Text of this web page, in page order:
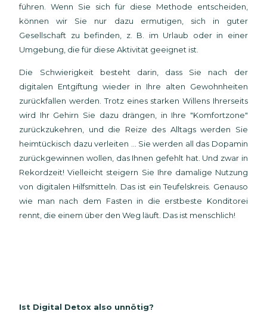
führen. Wenn Sie sich für diese Methode entscheiden,
können wir Sie nur dazu ermutigen, sich in guter
Gesellschaft zu befinden, z. B. im Urlaub oder in einer
Umgebung, die für diese Aktivität geeignet ist.
Die Schwierigkeit besteht darin, dass Sie nach der
digitalen Entgiftung wieder in Ihre alten Gewohnheiten
zurückfallen werden. Trotz eines starken Willens Ihrerseits
wird Ihr Gehirn Sie dazu drängen, in Ihre "Komfortzone"
zurückzukehren, und die Reize des Alltags werden Sie
heimtückisch dazu verleiten ... Sie werden all das Dopamin
zurückgewinnen wollen, das Ihnen gefehlt hat. Und zwar in
Rekordzeit! Vielleicht steigern Sie Ihre damalige Nutzung
von digitalen Hilfsmitteln. Das ist ein Teufelskreis. Genauso
wie man nach dem Fasten in die erstbeste Konditorei
rennt, die einem über den Weg läuft. Das ist menschlich!
Ist Digital Detox also unnötig?